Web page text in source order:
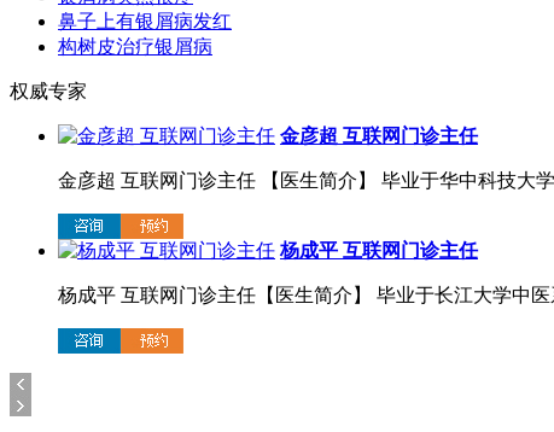
鼻子上有银屑病发红
构树皮治疗银屑病
权威专家
金彦超 互联网门诊主任
金彦超 互联网门诊主任 【医生简介】 毕业于华中科技大
杨成平 互联网门诊主任
杨成平 互联网门诊主任【医生简介】 毕业于长江大学中医